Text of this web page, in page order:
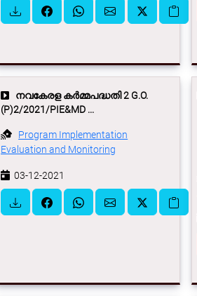
നവകേരള കര്‍മ്മപദ്ധതി 2 G.O.
(P)2/2021/PIE&MD ...
Program Implementation
Evaluation and Monitoring
03-12-2021